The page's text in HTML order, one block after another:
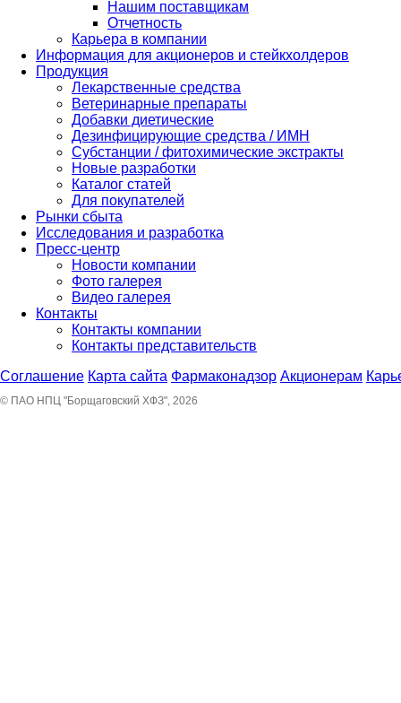
Нашим поставщикам
Отчетность
Карьера в компании
Информация для акционеров и стейкхолдеров
Продукция
Лекарственные средства
Ветеринарные препараты
Добавки диетические
Дезинфицирующие средства / ИМН
Субстанции / фитохимические экстракты
Новые разработки
Каталог статей
Для покупателей
Рынки сбыта
Исследования и разработка
Пресс-центр
Новости компании
Фото галерея
Видео галерея
Контакты
Контакты компании
Контакты представительств
Соглашение Карта сайта Фармаконадзор Акционерам
© ПАО НПЦ "Борщаговский ХФЗ", 2026